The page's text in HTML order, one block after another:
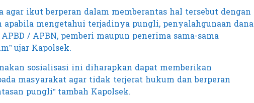
agar ikut berperan dalam memberantas hal tersebut dengan
apabila mengetahui terjadinya pungli, penyalahgunaan dana
/ APBN, pemberi maupun penerima sama-sama
ujar Kapolsek.
sosialisasi ini diharapkan dapat memberikan
masyarakat agar tidak terjerat hukum dan berperan
pungli” tambah Kapolsek.